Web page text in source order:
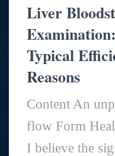
Liver
Typical
Reasons
Content An
flow Form
I believe the